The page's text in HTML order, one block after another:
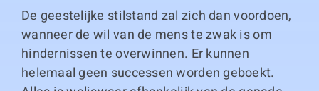
Duitse boeken
Links
De geestelijke stilstand zal zich dan voordoen,
wanneer de wil van de mens te zwak is om
hindernissen te overwinnen. Er kunnen
helemaal geen successen worden geboekt.